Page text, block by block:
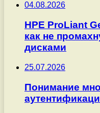
04.08.2026
HPE ProLiant
как не
дисками
25.07.2026
Понимание